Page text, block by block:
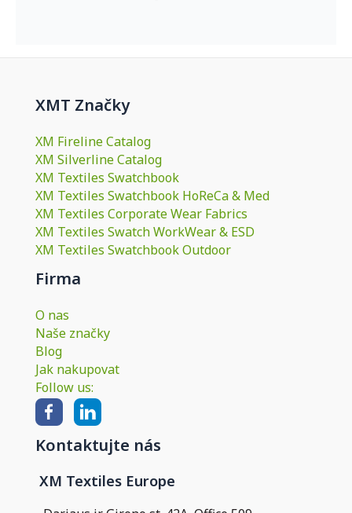
XMT Značky
XM Fireline Catalog
XM Silverline Catalog
XM Textiles Swatchbook
XM Textiles Swatchbook HoReCa & Med
XM Textiles Corporate Wear Fabrics
XM Textiles Swatch WorkWear & ESD
XM Textiles Swatchbook Outdoor
Firma
O nas
Naše značky
Blog
Jak nakupovat
Follow us:
Kontaktujte nás
XM Textiles Europe